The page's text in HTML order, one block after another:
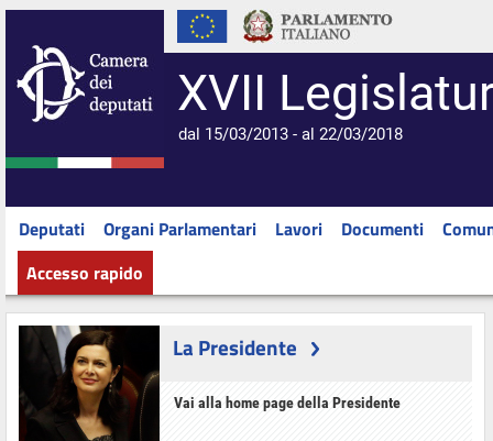
XVII
dal 15/03/2013 - al 22/03/2018
Deputati Organi Parlamentari Lavori Documenti
Accesso rapido
La Presidente
Vai alla home page della Presidente